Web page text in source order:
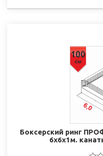
Боксерский ринг
6х6х1м.